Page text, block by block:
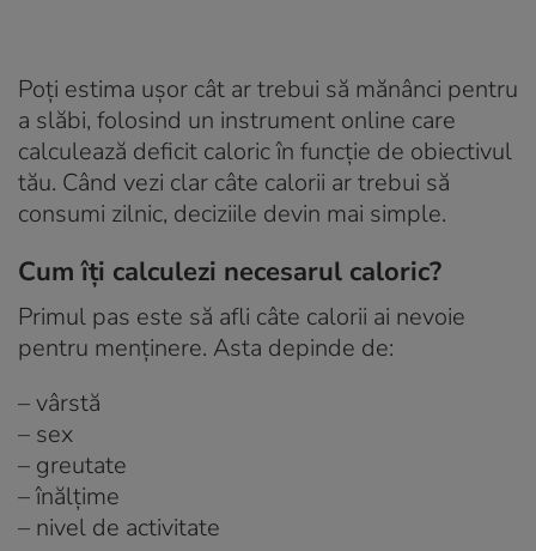
Poți estima ușor cât ar trebui să mănânci pentru
a slăbi, folosind un instrument online care
calculează deficit caloric în funcție de obiectivul
tău. Când vezi clar câte calorii ar trebui să
consumi zilnic, deciziile devin mai simple.
Cum îți calculezi necesarul caloric?
Primul pas este să afli câte calorii ai nevoie
pentru menținere. Asta depinde de:
– vârstă
– sex
– greutate
– înălțime
– nivel de activitate